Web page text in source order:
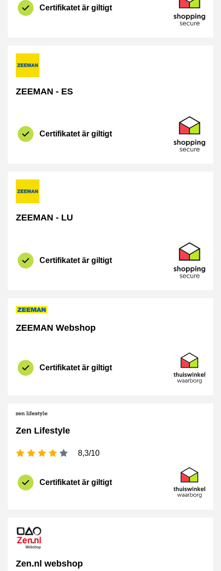
Certifikatet är giltigt
ZEEMAN - ES
Certifikatet är giltigt
Certifikat
Shopping
ZEEMAN - LU
Certifikatet är giltigt
Certifikat
Shopping
ZEEMAN Webshop
Certifikatet är giltigt
Certifikat
Thuiswinkel
Zen Lifestyle
[_General:NumberOfStarsPluralFormat]
8,3/10
Certifikatet är giltigt
Certifikat
Thuiswinkel
Zen.nl webshop